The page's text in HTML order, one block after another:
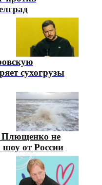
сухогрузы
Плющенко не
шоу от России